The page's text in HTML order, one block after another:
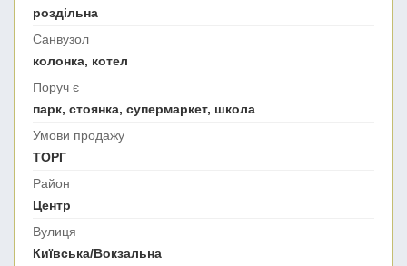
роздільна
Санвузол
колонка, котел
Поруч є
парк, стоянка, супермаркет, школа
Умови продажу
ТОРГ
Район
Центр
Вулиця
Київська/Вокзальна